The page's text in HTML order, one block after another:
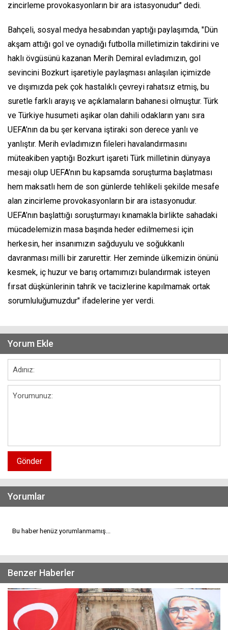
zincirleme provokasyonların bir ara istasyonudur" dedi.
Bahçeli, sosyal medya hesabından yaptığı paylaşımda, "Dün
akşam attığı gol ve oynadığı futbolla milletimizin takdirini ve
haklı övgüsünü kazanan Merih Demiral evladımızın, gol
sevincini Bozkurt işaretiyle paylaşması anlaşılan içimizde
ve dışımızda pek çok hastalıklı çevreyi rahatsız etmiş, bu
suretle farklı arayış ve açıklamaların bahanesi olmuştur. Türk
ve Türkiye husumeti aşikar olan dahili odakların yanı sıra
UEFA’nın da bu şer kervana iştiraki son derece yanlı ve
yanlıştır. Merih evladımızın fileleri havalandırmasını
müteakiben yaptığı Bozkurt işareti Türk milletinin dünyaya
mesajı olup UEFA’nın bu kapsamda soruşturma başlatması
hem maksatlı hem de son günlerde tehlikeli şekilde mesafe
alan zincirleme provokasyonların bir ara istasyonudur.
UEFA’nın başlattığı soruşturmayı kınamakla birlikte sahadaki
mücadelemizin masa başında heder edilmemesi için
herkesin, her insanımızın sağduyulu ve soğukkanlı
davranması milli bir zarurettir. Her zeminde ülkemizin önünü
kesmek, iç huzur ve barış ortamımızı bulandırmak isteyen
fırsat düşkünlerinin tahrik ve tacizlerine kapılmamak ortak
sorumluluğumuzdur" ifadelerine yer verdi.
Yorum Ekle
Gönder
Yorumlar
Bu haber henüz yorumlanmamış...
Benzer Haberler